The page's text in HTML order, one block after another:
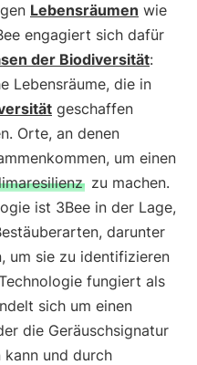
Lebensräumen wie
engagiert sich dafür
der Biodiversität:
Lebensräume, die in
geschaffen
Orte, an denen
um einen
zu machen.
ist 3Bee in der Lage,
darunter
um sie zu identifizieren
fungiert als
sich um einen
die Geräuschsignatur
kann und durch